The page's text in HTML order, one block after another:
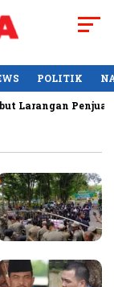
POLITIK
Larangan